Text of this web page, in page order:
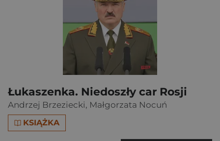
Łukaszenka. Niedoszły car Rosji
Andrzej Brzeziecki, Małgorzata Nocuń
KSIĄŻKA